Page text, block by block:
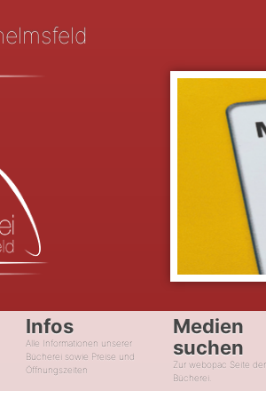
Infos
Alle Informationen unserer
Bücherei sowie Preise und
Öffnungszeiten
Medien
suchen
Zur webopac Seite der
Bücherei.